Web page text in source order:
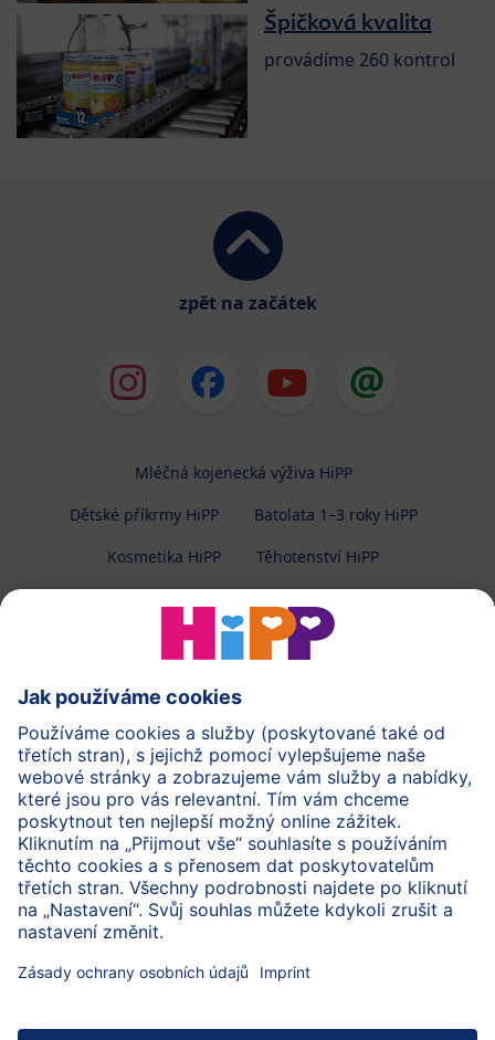
Špičková kvalita
provádíme 260 kontrol
zpět na začátek
Mléčná kojenecká výživa HiPP
Dětské příkrmy HiPP
Batolata 1–3 roky HiPP
Kosmetika HiPP
Těhotenství HiPP
Ochrana osobních údajů
Zpracování osobních údajů (BabyClub)
Zpracování osobních údajů (Fotosoutěž)
Cookies a pravidla užívání webové stránky
Pravidla soutěže (Fotosoutěž)
Všeobecné podmínky
Práva Imprint